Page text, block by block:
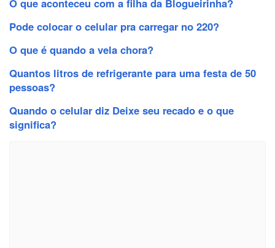
Pode colocar o celular pra carregar no 220?
O que é quando a vela chora?
Quantos litros de refrigerante para uma festa de 50
pessoas?
Quando o celular diz Deixe seu recado e o que
significa?